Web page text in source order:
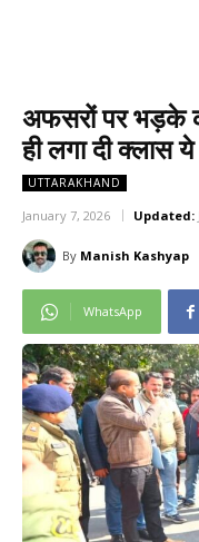
अफसरों पर भड़के
ही लगा दी क्लास ये
UTTARAKHAND
January 7, 2026 Updated:
By Manish Kashyap
WhatsApp